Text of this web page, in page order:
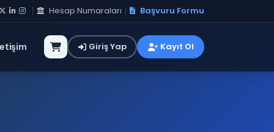
Hesap Numaraları Başvuru Formu
Giriş Yap Kayıt Ol